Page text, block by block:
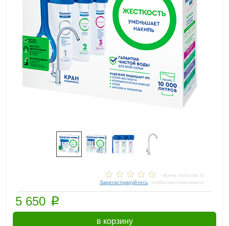
- всего голосов: 0
Зарегистрируйтесь , чтобы проголосовать
5 650 p
в корзину